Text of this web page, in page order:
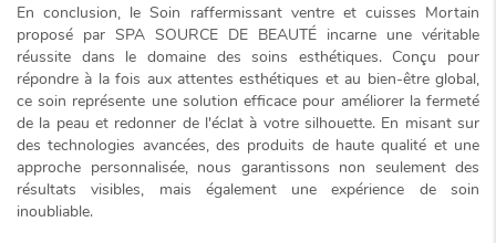
En conclusion, leSoin raffermissant ventre et cuisses Mortain
proposé par SPA SOURCE DE BEAUTÉ incarne une véritable
réussite dans le domaine des soins esthétiques. Conçu pour
répondre à la fois aux attentes esthétiques et au bien-être global,
ce soin représente une solution efficace pour améliorer la fermeté
de la peau et redonner de l'éclat à votre silhouette. En misant sur
des technologies avancées, des produits de haute qualité et une
approche personnalisée, nous garantissons non seulement des
résultats visibles, mais également une expérience de soin
inoubliable.